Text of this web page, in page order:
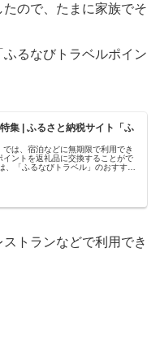
ので、たまに家族でそ
るなびトラベルポイン
集 | ふるさと納税サイト「ふ
では、宿泊などに無期限で利用でき
イントを返礼品に交換することがで
、「ふるなびトラベル」のおすすめ
トランなどで利用でき